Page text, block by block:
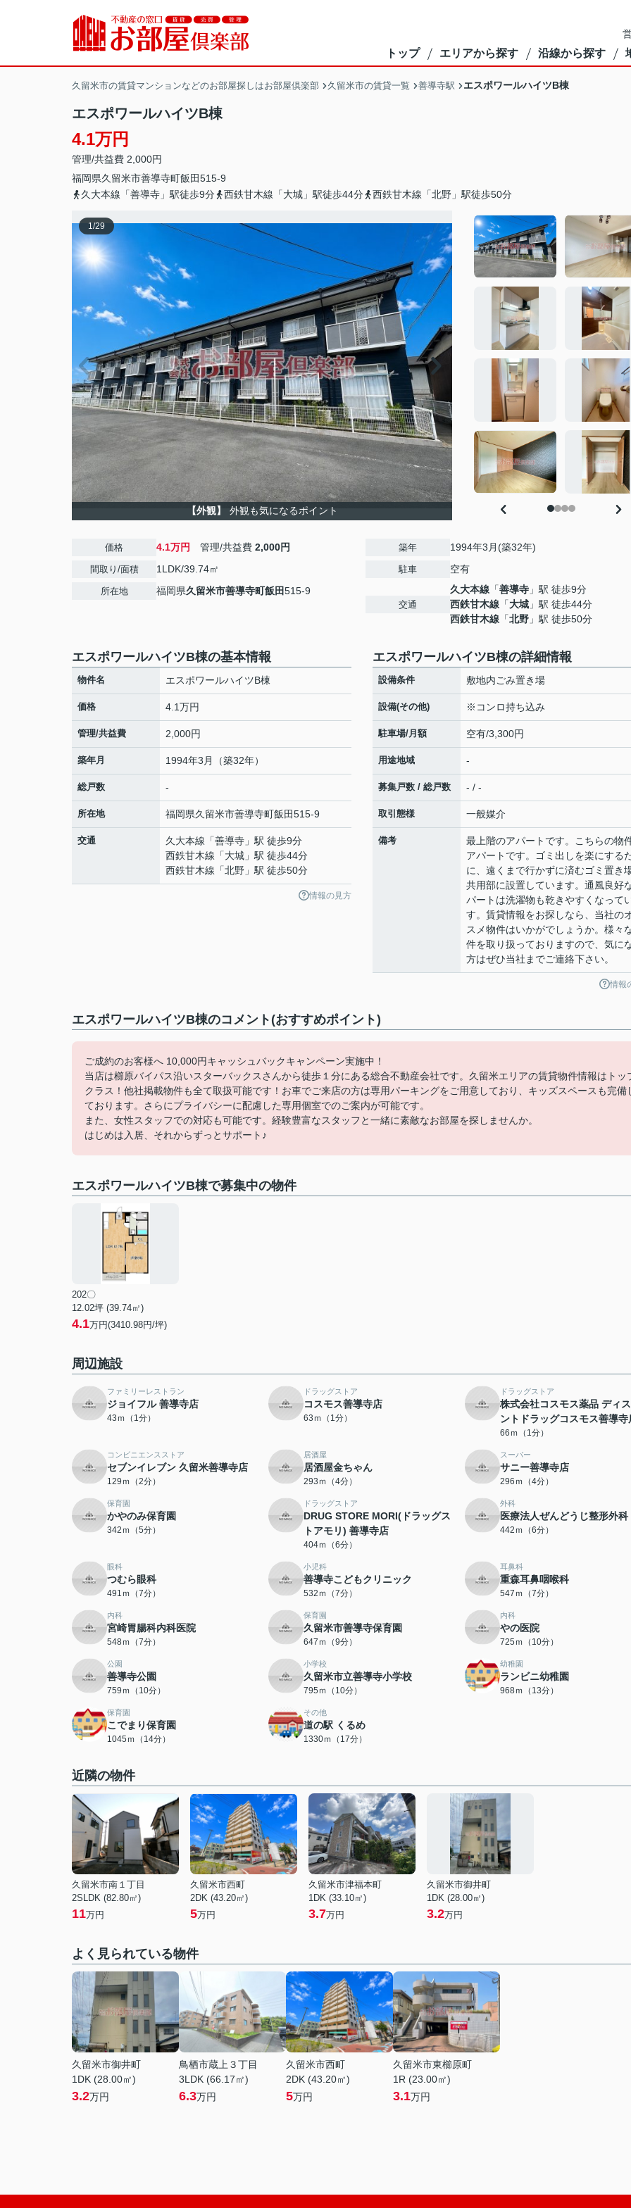
トップ エリアから探す 沿線から探す
久留米市の賃貸マンションなどのお部屋探しはお部屋倶楽部 久留米市の賃貸一覧 善導寺駅 エスポワールハイツB棟
エスポワールハイツB棟
4.1万円
管理/共益費 2,000円
福岡県久留米市善導寺町飯田515-9
久大本線「善導寺」駅徒歩9分
西鉄甘木線「大城」駅徒歩44分 西鉄甘木線「北野」駅徒歩50分
1/29
【外観】 外観も気になるポイント
価格 4.1万円 管理/共益費 2,000円
間取り/面積 1LDK/39.74㎡
所在地 福岡県久留米市善導寺町飯田515-9
築年 1994年3月(築32年)
駐車 空有
交通
久大本線 「善導寺 」駅 徒歩9分
西鉄甘木線 「大城 」駅 徒歩44分
西鉄甘木線 「北野 」駅 徒歩50分
エスポワールハイツB棟の基本情報
物件名 エスポワールハイツB棟
価格 4.1万円
管理/共益費 2,000円
築年月 1994年3月（築32年）
総戸数 -
所在地 福岡県久留米市善導寺町飯田515-9
交通 久大本線 「善導寺 」駅 徒歩9分
西鉄甘木線 「大城 」駅 徒歩44分
西鉄甘木線 「北野 」駅 徒歩50分
情報の見方
エスポワールハイツB棟の詳細情報
設備条件 敷地内ごみ置き場
設備(その他) ※コンロ持ち込み
駐車場/月額 空有/3,300円
用途地域 -
募集戸数 / 総戸数 - / -
取引態様 一般媒介
備考
最上階のアパートです。こちらの物
アパートです。ゴミ出しを楽にする
に、遠くまで行かずに済むゴミ置き
共用部に設置しています。通風良好
パートは洗濯物も乾きやすくなって
す。賃貸情報をお探しなら、当社の
スメ物件はいかがでしょうか。様々
件を取り扱っておりますので、気に
方はぜひ当社までご連絡下さい。
情報
エスポワールハイツB棟のコメント(おすすめポイント)
ご成約のお客様へ 10,000円キャッシュバックキャンペーン実施中！
当店は櫛原バイパス沿いスターバックスさんから徒歩１分にある総合不動産会社です。久留米エリアの賃貸物件情報はトッ
クラス！他社掲載物件も全て取扱可能です！お車でご来店の方は専用パーキングをご用意しており、キッズスペースも完備
ております。さらにプライバシーに配慮した専用個室でのご案内が可能です。
また、女性スタッフでの対応も可能です。経験豊富なスタッフと一緒に素敵なお部屋を探しませんか。
はじめは入居、それからずっとサポート♪
エスポワールハイツB棟で募集中の物件
202〇
12.02坪 (39.74㎡)
4.1万円(3410.98円/坪)
周辺施設
ファミリーレストラン
ジョイフル 善導寺店
43ｍ（1分）
ドラッグストア
コスモス善導寺店
63ｍ（1分）
ドラッグストア
株式会社コスモス薬品 ディ
ントドラッグコスモス善導寺
66ｍ（1分）
コンビニエンスストア
セブンイレブン 久留米善導寺店
129ｍ（2分）
居酒屋
居酒屋金ちゃん
293ｍ（4分）
スーパー
サニー善導寺店
296ｍ（4分）
保育園
かやのみ保育園
342ｍ（5分）
ドラッグストア
DRUG STORE MORI(ドラッグス
トアモリ) 善導寺店
404ｍ（6分）
外科
医療法人ぜんどうじ整形外科
442ｍ（6分）
眼科
つむら眼科
491ｍ（7分）
小児科
善導寺こどもクリニック
532ｍ（7分）
耳鼻科
重森耳鼻咽喉科
547ｍ（7分）
内科
宮崎胃腸科内科医院
548ｍ（7分）
保育園
久留米市善導寺保育園
647ｍ（9分）
内科
やの医院
725ｍ（10分）
公園
善導寺公園
759ｍ（10分）
小学校
久留米市立善導寺小学校
795ｍ（10分）
幼稚園
ランビニ幼稚園
968ｍ（13分）
保育園
こでまり保育園
1045ｍ（14分）
その他
道の駅 くるめ
1330ｍ（17分）
近隣の物件
久留米市南１丁目
2SLDK (82.80㎡)
11万円
久留米市西町
2DK (43.20㎡)
5万円
久留米市津福本町
1DK (33.10㎡)
3.7万円
久留米市御井町
1DK (28.00㎡)
3.2万円
よく見られている物件
久留米市御井町
1DK (28.00㎡)
3.2万円
鳥栖市蔵上３丁目
3LDK (66.17㎡)
6.3万円
久留米市西町
2DK (43.20㎡)
5万円
久留米市東櫛原町
1R (23.00㎡)
3.1万円